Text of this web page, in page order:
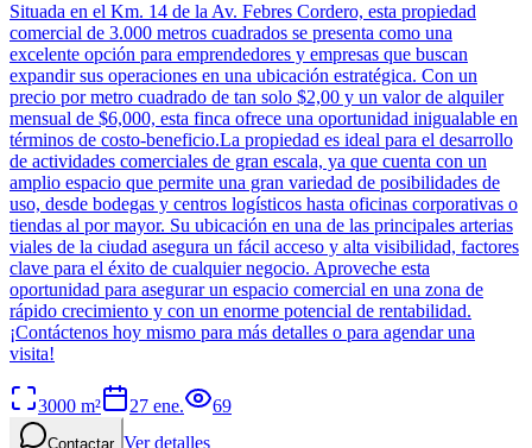
Situada en el Km. 14 de la Av. Febres Cordero, esta propiedad
comercial de 3.000 metros cuadrados se presenta como una
excelente opción para emprendedores y empresas que buscan
expandir sus operaciones en una ubicación estratégica. Con un
precio por metro cuadrado de tan solo $2,00 y un valor de alquiler
mensual de $6,000, esta finca ofrece una oportunidad inigualable en
términos de costo-beneficio.La propiedad es ideal para el desarrollo
de actividades comerciales de gran escala, ya que cuenta con un
amplio espacio que permite una gran variedad de posibilidades de
uso, desde bodegas y centros logísticos hasta oficinas corporativas o
tiendas al por mayor. Su ubicación en una de las principales arterias
viales de la ciudad asegura un fácil acceso y alta visibilidad, factores
clave para el éxito de cualquier negocio. Aproveche esta
oportunidad para asegurar un espacio comercial en una zona de
rápido crecimiento y con un enorme potencial de rentabilidad.
¡Contáctenos hoy mismo para más detalles o para agendar una
visita!
3000 m² 27 ene. 69
Contactar Ver detalles